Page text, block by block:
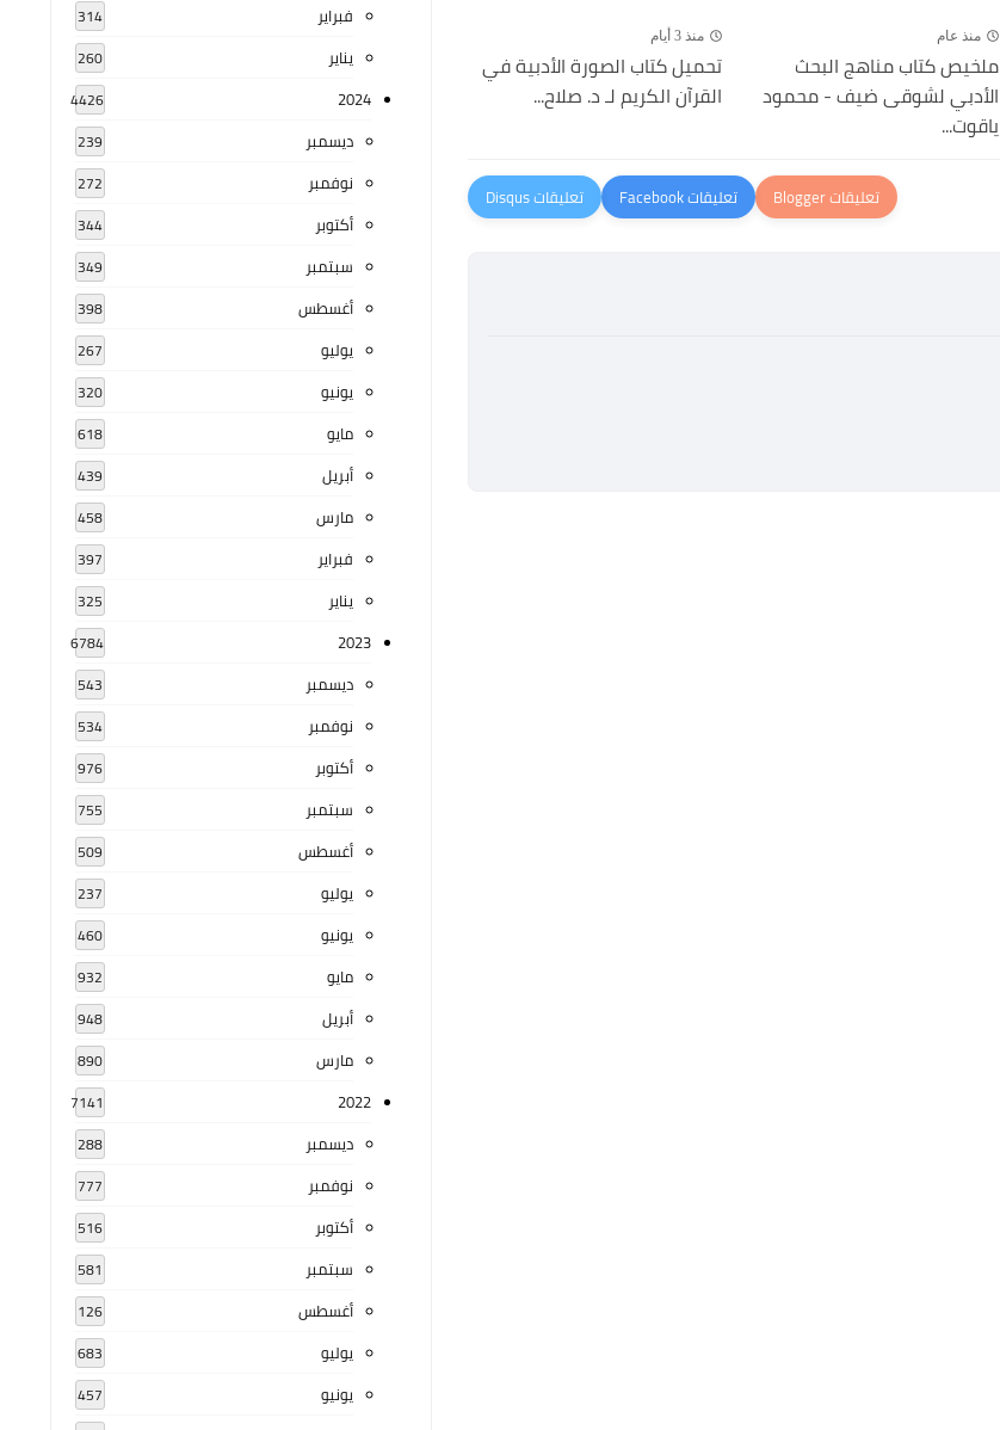
منذ عام
ملخيص كتاب مناهج البحث
الأدبي لشوقى ضيف - محمود
ياقوت...
منذ 3 أيام
تحميل كتاب الصورة الأدبية في
القرآن الكريم لـ د. صلاح...
فبراير 314
يناير 260
2024
4426
ديسمبر 239
نوفمبر 272
أكتوبر 344
سبتمبر 349
أغسطس 398
يوليو 267
يونيو 320
مايو 618
أبريل 439
مارس 458
فبراير 397
يناير 325
2023
6784
ديسمبر 543
نوفمبر 534
أكتوبر 976
سبتمبر 755
أغسطس 509
يوليو 237
يونيو 460
مايو 932
أبريل 948
مارس 890
2022
7141
ديسمبر 288
نوفمبر 777
أكتوبر 516
سبتمبر 581
أغسطس 126
يوليو 683
يونيو 457